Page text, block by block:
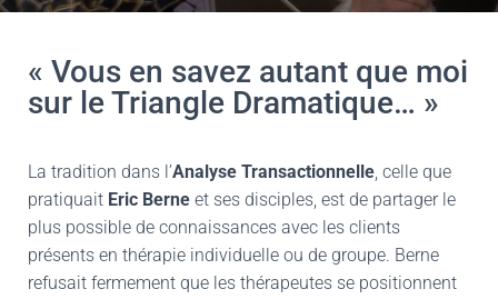
« Vous en savez autant que moi
sur le Triangle Dramatique… »
La tradition dans l’Analyse Transactionnelle, celle que
pratiquait Eric Berne et ses disciples, est de partager le
plus possible de connaissances avec les clients
présents en thérapie individuelle ou de groupe. Berne
refusait fermement que les thérapeutes se positionnent